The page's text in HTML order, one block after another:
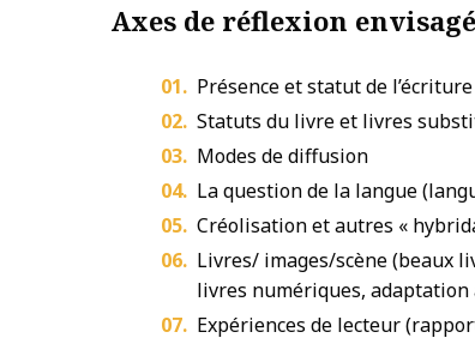
Axes de réflexion
Présence et statut de
Statuts du livre et livres
Modes de diffusion
La question de la langue
Créolisation et autres «
Livres/ images/scène (beaux
livres numériques, adaptation
Expériences de lecteur